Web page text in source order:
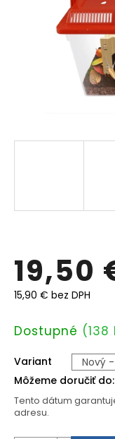
19,50
15,90 € bez DPH
Jednotková
Dostupné (138
Variant
Môžeme doručiť do:
Tento dátum
adresu.